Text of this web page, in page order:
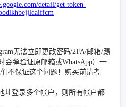
detail/get-token-
无法立即更改密码/2FA/邮箱/踢
会弹验证原邮箱或WhatsApp）一
不保证这个问题！购买前请考
址登录多个帐户，则所有帐户都